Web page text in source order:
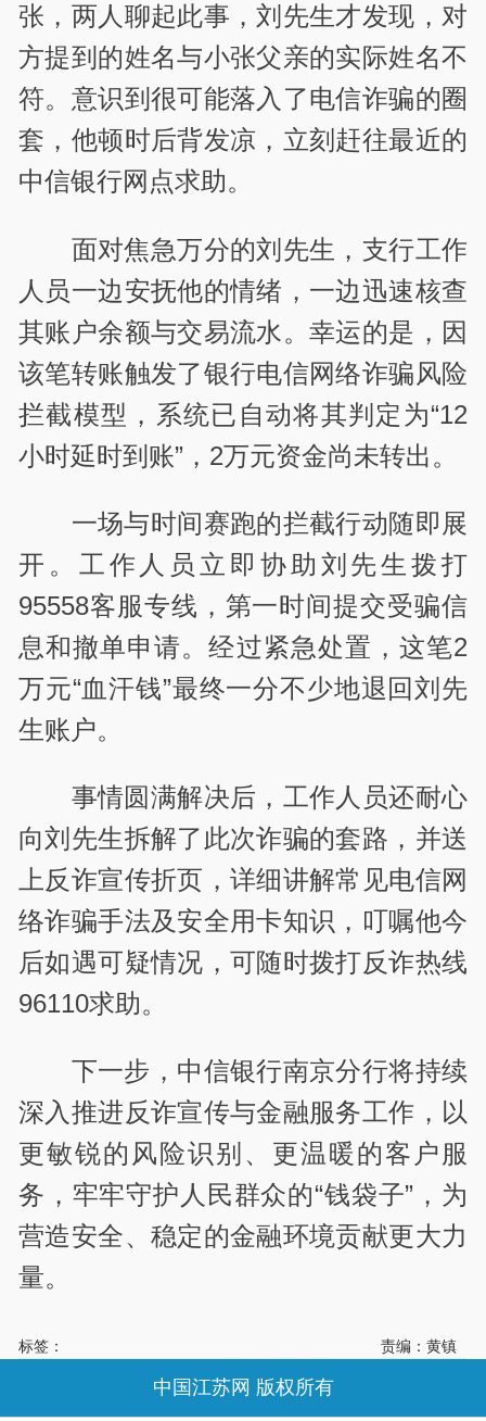
张，两人聊起此事，刘先生才发现，对
方提到的姓名与小张父亲的实际姓名不
符。意识到很可能落入了电信诈骗的圈
套，他顿时后背发凉，立刻赶往最近的
中信银行网点求助。
面对焦急万分的刘先生，支行工作
人员一边安抚他的情绪，一边迅速核查
其账户余额与交易流水。幸运的是，因
该笔转账触发了银行电信网络诈骗风险
拦截模型，系统已自动将其判定为“12
小时延时到账”，2万元资金尚未转出。
一场与时间赛跑的拦截行动随即展
开。工作人员立即协助刘先生拨打
95558客服专线，第一时间提交受骗信
息和撤单申请。经过紧急处置，这笔2
万元“血汗钱”最终一分不少地退回刘先
生账户。
事情圆满解决后，工作人员还耐心
向刘先生拆解了此次诈骗的套路，并送
上反诈宣传折页，详细讲解常见电信网
络诈骗手法及安全用卡知识，叮嘱他今
后如遇可疑情况，可随时拨打反诈热线
96110求助。
下一步，中信银行南京分行将持续
深入推进反诈宣传与金融服务工作，以
更敏锐的风险识别、更温暖的客户服
务，牢牢守护人民群众的“钱袋子”，为
营造安全、稳定的金融环境贡献更大力
量。
标签： 责编：黄镇
中国江苏网 版权所有